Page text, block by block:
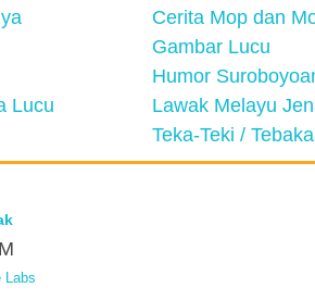
Cerita Mop dan
Gambar Lucu
Humor
Lucu
Lawak Melayu
Teka-Teki /
Labs